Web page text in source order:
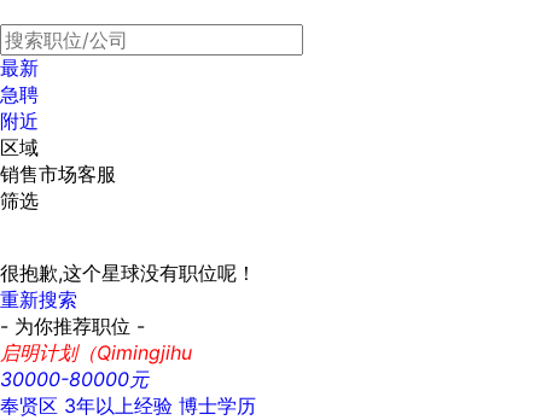
最新
急聘
附近
区域
销售市场客服
筛选
很抱歉,这个星球没有职位呢！
重新搜索
- 为你推荐职位 -
启明计划（Qimingjihu
30000-80000元
奉贤区 3年以上经验 博士学历